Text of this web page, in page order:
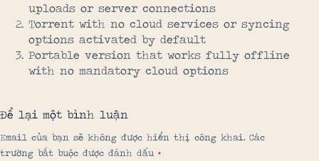
uploads or server connections
Torrent with no cloud services or syncing
options activated by default
Portable version that works fully offline
with no mandatory cloud options
Để lại một bình luận
Email của bạn sẽ không được hiển thị công khai. Các
trường bắt buộc được đánh dấu *